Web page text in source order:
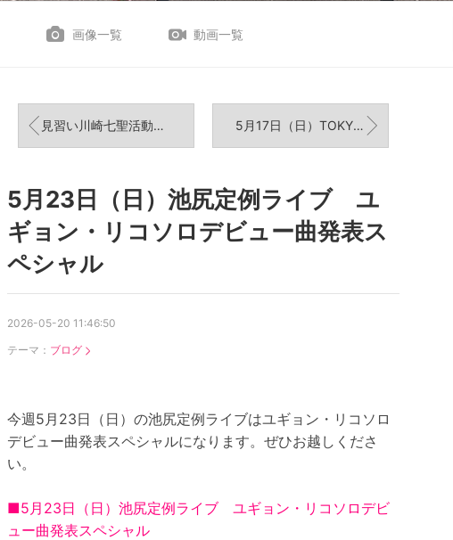
画像一覧 動画一覧
見習い川崎七聖活動休止のお知らせ 5月17日（日）TOKYO LADIES COLLECTION LIVE & RUNWAY
5月23日（日）池尻定例ライブ ユ
ギョン・リコソロデビュー曲発表ス
ペシャル
2026-05-20 11:46:50
テーマ： ブログ
今週5月23日（日）の池尻定例ライブはユギョン・リコソロ
デビュー曲発表スペシャルになります。ぜひお越しくださ
い。
■5月23日（日）池尻定例ライブ ユギョン・リコソロデビ
ュー曲発表スペシャル